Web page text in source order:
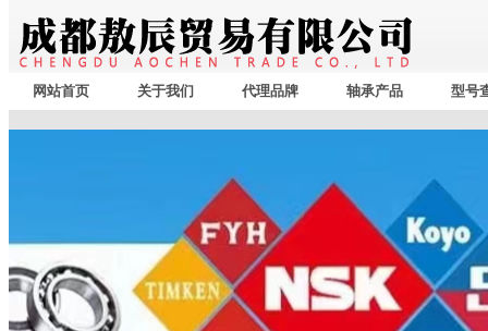
网站首页 关于我们 代理品牌 轴承产品 型号